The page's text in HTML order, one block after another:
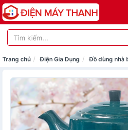
Trang chủ Điện Gia Dụng Đồ dùng nhà